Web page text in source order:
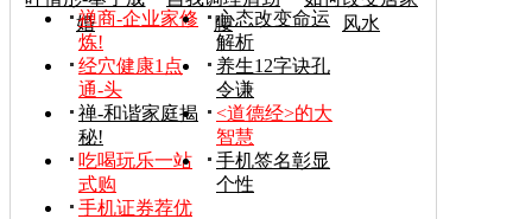
婚
腰
风水
禅商-企业家修
炼!
心态改变命运
解析
经穴健康1点
通-头
养生12字诀孔
令谦
禅-和谐家庭揭
秘!
<道德经>的大
智慧
吃喝玩乐一站
式购
手机签名彰显
个性
手机证券荐优